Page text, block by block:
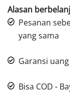
Alasan
Pesanan
yang sama
Garansi
Bisa COD -